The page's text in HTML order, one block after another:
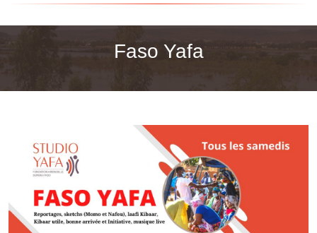
Faso Yafa